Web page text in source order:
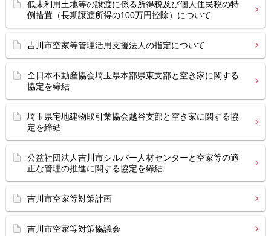
低未利用土地等の譲渡に係る所得税及び個人住民税の特
例措置（長期譲渡所得の100万円控除）について
吉川市空家等管理活用支援法人の指定について
全日本不動産協会埼玉県本部県東支部と空き家に関する
協定を締結
埼玉県宅地建物取引業協会越谷支部と空き家に関する協
定を締結
公益社団法人吉川市シルバー人材センターと空家等の適
正な管理の推進に関する協定を締結
吉川市空家等対策計画
吉川市空家等対策協議会